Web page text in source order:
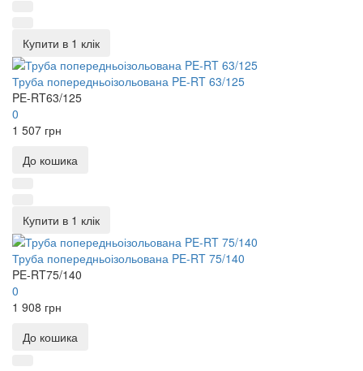
Купити в 1 клік
Труба попередньоізольована PE-RT 63/125
PE-RT63/125
0
1 507 грн
До кошика
Купити в 1 клік
Труба попередньоізольована PE-RT 75/140
PE-RT75/140
0
1 908 грн
До кошика